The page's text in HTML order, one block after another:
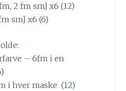
2 fm sm] x6 (12)
sm] x6 (6)
– 6fm i en
i hver maske (12)